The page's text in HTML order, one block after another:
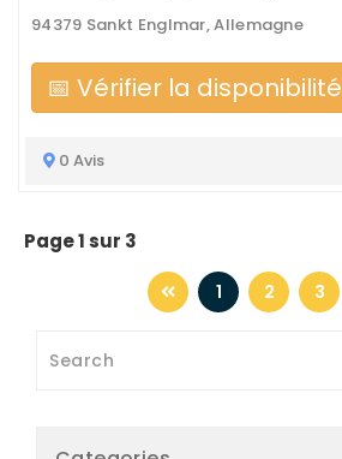
94379 Sankt Englmar, Allemagne
📅 Vérifier la disponibilité
0 Avis
Page 1 sur 3
1 2 3